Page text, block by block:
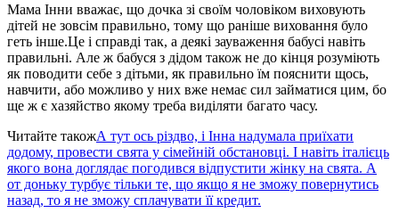
Мама Інни вважає, що дочка зі своїм чоловіком виховують
дітей не зовсім правильно, тому що раніше виховання було
геть інше.Це і справді так, а деякі зауваження бабусі навіть
правильні. Але ж бабуся з дідом також не до кінця розуміють
як поводити себе з дітьми, як правильно їм пояснити щось,
навчити, або можливо у них вже немає сил займатися цим, бо
ще ж є хазяйство якому треба виділяти багато часу.
Читайте такожА тут ось різдво, і Інна надумала приїхати
додому, провести свята у сімейній обстановці. І навіть італієць
якого вона доглядає погодився відпустити жінку на свята. А
от доньку турбує тільки те, що якщо я не зможу повернутись
назад, то я не зможу сплачувати її кредит.